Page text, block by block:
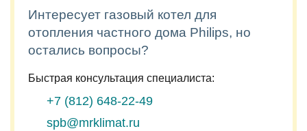
Интересует газовый котел для
отопления частного дома Philips, но
остались вопросы?
Быстрая консультация специалиста:
+7 (812) 648-22-49
spb@mrklimat.ru